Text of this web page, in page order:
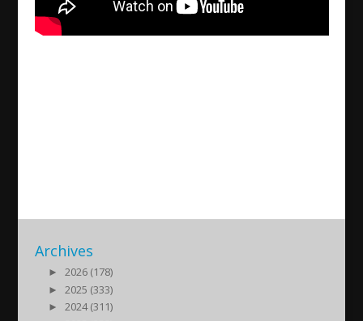
Archives
►
2026 (178)
►
2025 (333)
►
2024 (311)